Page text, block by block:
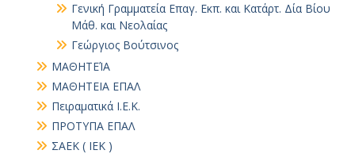
Γενική Γραμματεία Επαγ. Εκπ. και Κατάρτ. Δία Βίου
Μάθ. και Νεολαίας
Γεώργιος Βούτσινος
ΜΑΘΗΤΕΊΑ
ΜΑΘΗΤΕΙΑ ΕΠΑΛ
Πειραματικά Ι.Ε.Κ.
ΠΡΟΤΥΠΑ ΕΠΑΛ
ΣΑΕΚ ( ΙΕΚ )